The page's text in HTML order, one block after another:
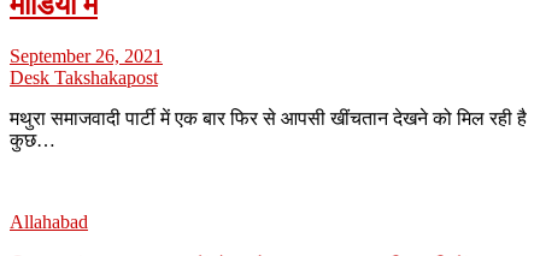
September 26, 2021
Desk Takshakapost
मथुरा समाजवादी पार्टी में एक बार फिर से आपसी खींचतान देखने को मिल रही है
कुछ…
Allahabad